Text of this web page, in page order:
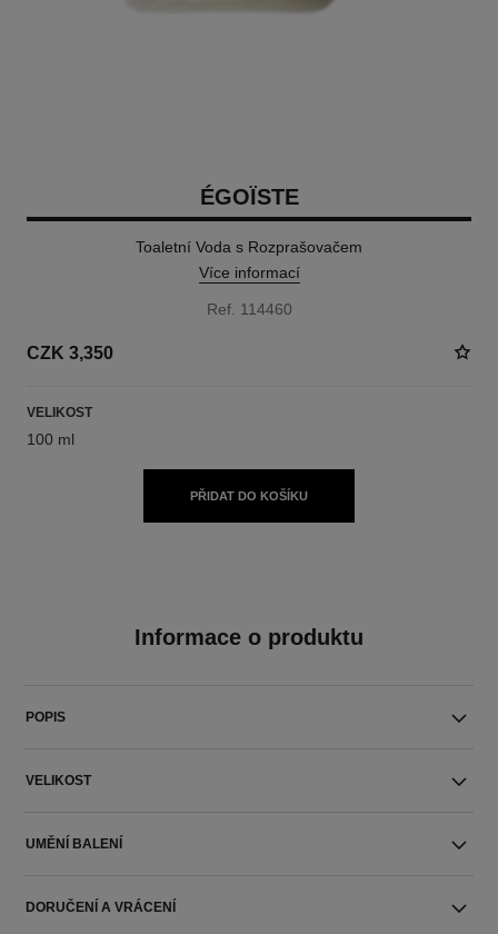
ÉGOÏSTE
Toaletní Voda s Rozprašovačem
Více informací
Ref. 114460
CZK 3,350
VELIKOST
100 ml
PŘIDAT DO KOŠÍKU
Informace o produktu
POPIS
VELIKOST
UMĚNÍ BALENÍ
DORUČENÍ A VRÁCENÍ